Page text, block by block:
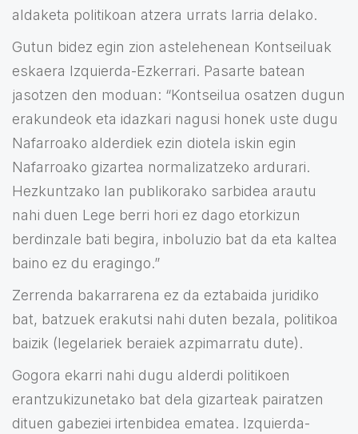
aldaketa politikoan atzera urrats larria delako.
Gutun bidez egin zion astelehenean Kontseiluak
eskaera Izquierda-Ezkerrari. Pasarte batean
jasotzen den moduan: “Kontseilua osatzen dugun
erakundeok eta idazkari nagusi honek uste dugu
Nafarroako alderdiek ezin diotela iskin egin
Nafarroako gizartea normalizatzeko ardurari.
Hezkuntzako lan publikorako sarbidea arautu
nahi duen Lege berri hori ez dago etorkizun
berdinzale bati begira, inboluzio bat da eta kaltea
baino ez du eragingo.”
Zerrenda bakarrarena ez da eztabaida juridiko
bat, batzuek erakutsi nahi duten bezala, politikoa
baizik (legelariek beraiek azpimarratu dute).
Gogora ekarri nahi dugu alderdi politikoen
erantzukizunetako bat dela gizarteak pairatzen
dituen gabeziei irtenbidea ematea. Izquierda-